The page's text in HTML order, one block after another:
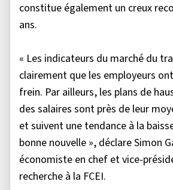
constitue également un creux
ans.
« Les indicateurs du marché du
clairement que les employeurs
frein. Par ailleurs, les plans de
des salaires sont près de leur
et suivent une tendance à la
bonne nouvelle », déclare Simon
économiste en chef et vice-
recherche à la FCEI.